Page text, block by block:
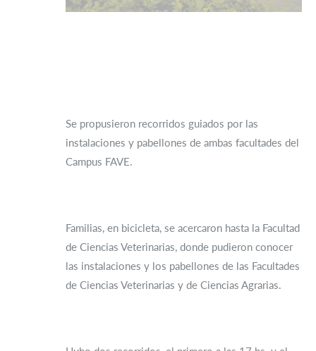
Se propusieron recorridos guiados por las
instalaciones y pabellones de ambas facultades del
Campus FAVE.
Familias, en bicicleta, se acercaron hasta la Facultad
de Ciencias Veterinarias, donde pudieron conocer
las instalaciones y los pabellones de las Facultades
de Ciencias Veterinarias y de Ciencias Agrarias.